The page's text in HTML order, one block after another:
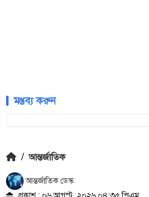
মন্তব্য করুন
/ আন্তর্জাতিক
আন্তর্জাতিক ডেস্ক